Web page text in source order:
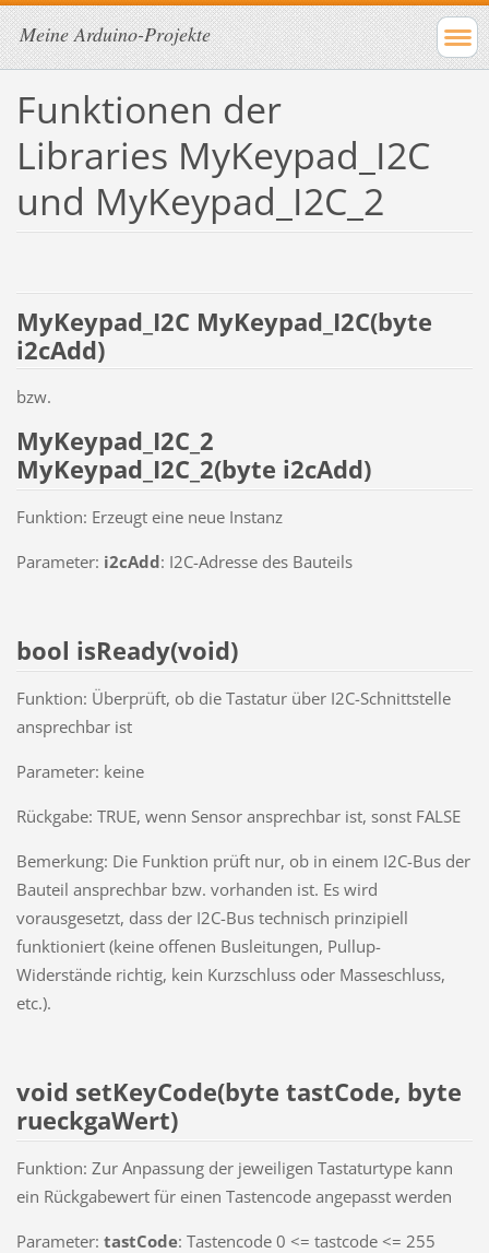
Meine Arduino-Projekte
Funktionen der
Libraries MyKeypad_I2C
und MyKeypad_I2C_2
MyKeypad_I2C MyKeypad_I2C(byte
i2cAdd)
bzw.
MyKeypad_I2C_2
MyKeypad_I2C_2(byte i2cAdd)
Funktion: Erzeugt eine neue Instanz
Parameter: i2cAdd: I2C-Adresse des Bauteils
bool isReady(void)
Funktion: Überprüft, ob die Tastatur über I2C-Schnittstelle
ansprechbar ist
Parameter: keine
Rückgabe: TRUE, wenn Sensor ansprechbar ist, sonst FALSE
Bemerkung: Die Funktion prüft nur, ob in einem I2C-Bus der
Bauteil ansprechbar bzw. vorhanden ist. Es wird
vorausgesetzt, dass der I2C-Bus technisch prinzipiell
funktioniert (keine offenen Busleitungen, Pullup-
Widerstände richtig, kein Kurzschluss oder Masseschluss,
etc.).
void setKeyCode(byte tastCode, byte
rueckgaWert)
Funktion: Zur Anpassung der jeweiligen Tastaturtype kann
ein Rückgabewert für einen Tastencode angepasst werden
Parameter: tastCode: Tastencode 0 <= tastcode <= 255